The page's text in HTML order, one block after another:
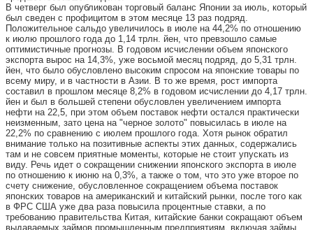
В четверг был опубликован торговый баланс Японии за июль, который
был сведен с профицитом в этом месяце 13 раз подряд.
Положительное сальдо увеличилось в июле на 44,2% по отношению
к июлю прошлого года до 1,14 трлн. йен, что превзошло самые
оптимистичные прогнозы. В годовом исчислении объем японского
экспорта вырос на 14,3%, уже восьмой месяц подряд, до 5,31 трлн.
йен, что было обусловлено высоким спросом на японские товары по
всему миру, и в частности в Азии. В то же время, рост импорта
составил в прошлом месяце 8,2% в годовом исчислении до 4,17 трлн.
йен и был в большей степени обусловлен увеличением импорта
нефти на 22,5, при этом объем поставок нефти остался практически
неизменным, зато цена на "черное золото" повысилась в июле на
22,2% по сравнению с июлем прошлого года. Хотя рынок обратил
внимание только на позитивные аспекты этих данных, содержались
там и не совсем приятные моменты, которые не стоит упускать из
виду. Речь идет о сокращении снижении японского экспорта в июле
по отношению к июню на 0,3%, а также о том, что это уже второе по
счету снижение, обусловленное сокращением объема поставок
японских товаров на американский и китайский рынки, после того как
в ФРС США уже два раза повысила процентные ставки, а по
требованию правительства Китая, китайские банки сокращают объем
выдаваемых займов промышленным предприятиям, включая займы